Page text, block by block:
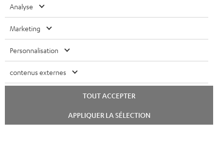
w
s
e
t
t
SMART HOME
BLUETOOTH
CASQUES AUDIO
CASQUES BLUETOOTH AUDIO
B2B
BLOG
NEWSLETTER
L’HISTOIRE DE TEUFEL
AUTRICHE
SUISSE
PAYS-BAS
BELGIQUE
chat
Analyse
Marketing
Personnalisation
contenus externes
TOUT ACCEPTER
APPLIQUER LA SÉLECTION